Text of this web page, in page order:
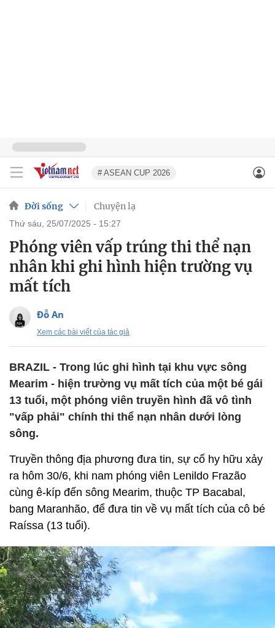
# ASEAN CUP 2026
Đời sống Chuyện lạ
thứ sáu, 25/07/2025 - 15:27
Phóng viên vấp trúng thi thể nạn
nhân khi ghi hình hiện trường vụ
mất tích
Đỗ An
Xem các bài viết của tác giả
BRAZIL - Trong lúc ghi hình tại khu vực sông
Mearim - hiện trường vụ mất tích của một bé gái
13 tuổi, một phóng viên truyền hình đã vô tình
"vấp phải" chính thi thể nạn nhân dưới lòng
sông.
Truyền thông địa phương đưa tin, sự cố hy hữu xảy
ra hôm 30/6, khi nam phóng viên Lenildo Frazão
cùng ê-kíp đến sông Mearim, thuộc TP Bacabal,
bang Maranhão, để đưa tin về vụ mất tích của cô bé
Raíssa (13 tuổi).